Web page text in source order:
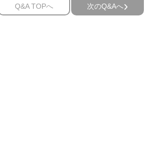
Q&A TOPへ 次のQ&Aへ